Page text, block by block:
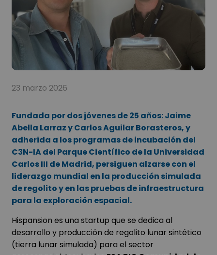
23 marzo 2026
Fundada por dos jóvenes de 25 años: Jaime
Abella Larraz y Carlos Aguilar Borasteros, y
adherida a los programas de incubación del
C3N-IA del Parque Científico de la Universidad
Carlos III de Madrid, persiguen alzarse con el
liderazgo mundial en la producción simulada
de regolito y en las pruebas de infraestructura
para la exploración espacial.
Hispansion es una startup que se dedica al
desarrollo y producción de regolito lunar sintético
(tierra lunar simulada) para el sector